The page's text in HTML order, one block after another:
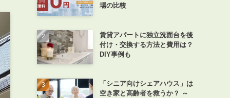
場の比較
賃貸アパートに独立洗面台を後
付け・交換する方法と費用は？
DIY事例も
「シニア向けシェアハウス」は
空き家と高齢者を救うか？ ～